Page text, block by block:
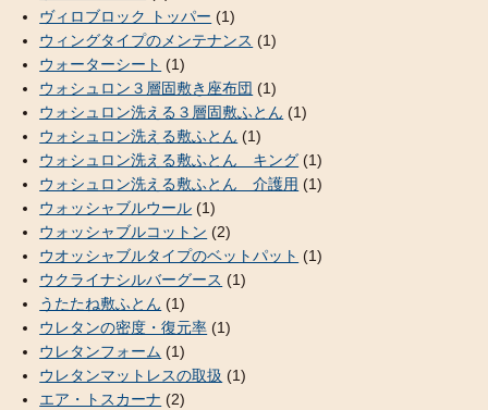
ヴィロブロック トッパー (1)
ウィングタイプのメンテナンス (1)
ウォーターシート (1)
ウォシュロン３層固敷き座布団 (1)
ウォシュロン洗える３層固敷ふとん (1)
ウォシュロン洗える敷ふとん (1)
ウォシュロン洗える敷ふとん キング (1)
ウォシュロン洗える敷ふとん 介護用 (1)
ウォッシャブルウール (1)
ウォッシャブルコットン (2)
ウオッシャブルタイプのベットパット (1)
ウクライナシルバーグース (1)
うたたね敷ふとん (1)
ウレタンの密度・復元率 (1)
ウレタンフォーム (1)
ウレタンマットレスの取扱 (1)
エア・トスカーナ (2)